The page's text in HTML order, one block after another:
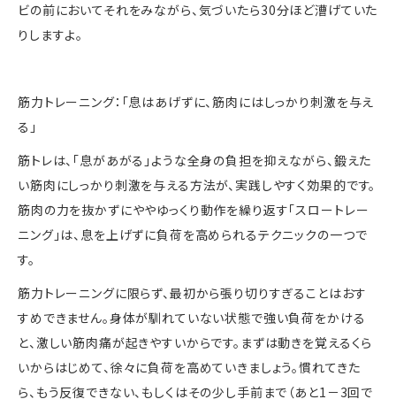
ビの前においてそれをみながら、気づいたら30分ほど漕げていた
りしますよ。
筋力トレーニング：「息はあげずに、筋肉にはしっかり刺激を与え
る」
筋トレは、「息があがる」ような全身の負担を抑えながら、鍛えた
い筋肉にしっかり刺激を与える方法が、実践しやすく効果的です。
筋肉の力を抜かずにややゆっくり動作を繰り返す「スロートレー
ニング」は、息を上げずに負荷を高められるテクニックの一つで
す。
筋力トレーニングに限らず、最初から張り切りすぎることはおす
すめできません。身体が馴れていない状態で強い負荷をかける
と、激しい筋肉痛が起きやすいからです。まずは動きを覚えるくら
いからはじめて、徐々に負荷を高めていきましょう。慣れてきた
ら、もう反復できない、もしくはその少し手前まで（あと1 － 3回で